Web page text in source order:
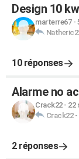
Design 10 kw
marterre67-
10 réponses
Alarme no
Crack22- 22
Crack22-
2 réponses